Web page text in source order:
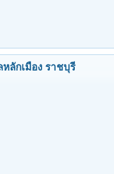
ลักเมือง ราชบุรี